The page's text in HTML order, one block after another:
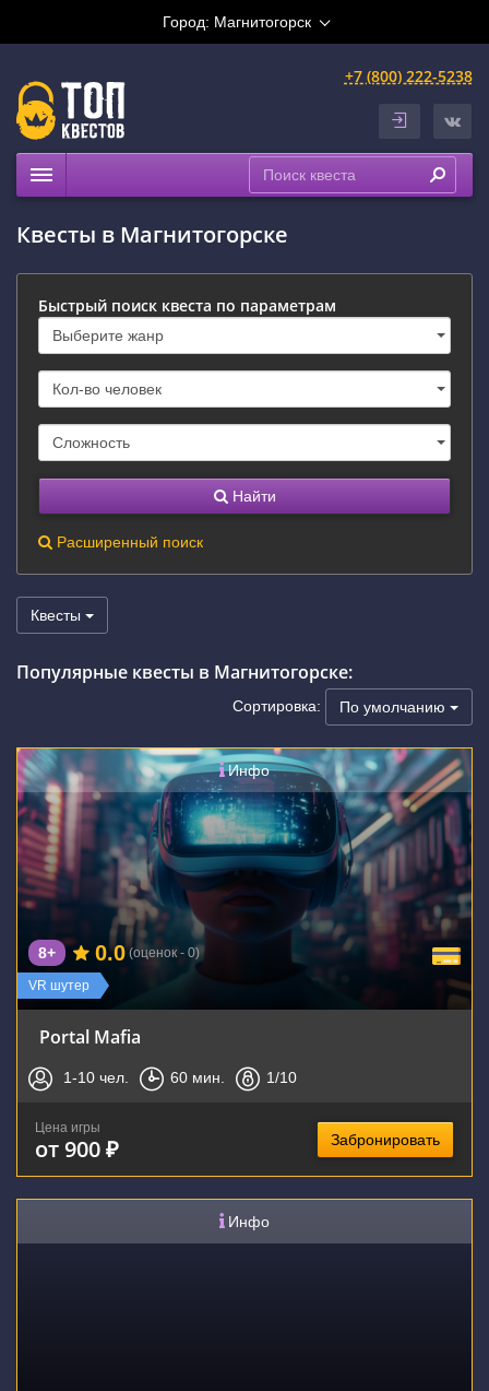
Город: Магнитогорск
+7 (800) 222-5238
Расписание
Рейтинги
На карте
Квесты в Магнитогорске
Быстрый поиск квеста по параметрам
Найти
Расширенный поиск
Квесты
Популярные квесты в Магнитогорске:
Сортировка: По умолчанию
Инфо
VR шутер
8+ 0.0 (оценок - 0)
Portal Mafia
1-10 чел. 60 мин. 1/10
Цена игры
от 900 ₽ Забронировать
Инфо